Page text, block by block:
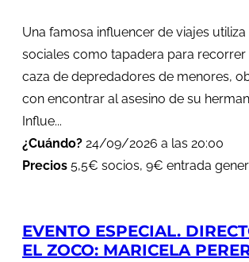
Una famosa influencer de viajes utiliza
sociales como tapadera para recorrer
caza de depredadores de menores,
con encontrar al asesino de su
Influe...
¿Cuándo? 24/09/2026 a las 20:00
Precios 5,5€ socios, 9€ entrada
EVENTO ESPECIAL.
EL ZOCO: MARICELA